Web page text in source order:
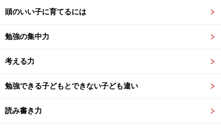
勉強がおもしろくないのは、勉強する内容が身近に感じ
られないからです。
たとえば、短歌と俳句について学習するとします。俳句
五七七、俳句は五七五の音数、歴史は短歌の方が古くて
平安時代に流行して……なんて覚えても、すぐ忘れてしま
います。子どもは、「そんな大昔の短歌や俳句なんかど
うでもいい」と思っていますからね。
頭のいい子に育てるには
勉強の集中力
考える力
勉強できる子どもとできない子ども違い
読み書き力